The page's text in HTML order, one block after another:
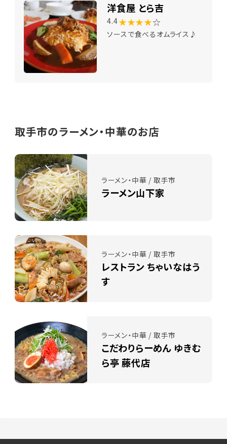
洋食屋 とら吉
4.4★★★★☆
ソースで食べるオムライス♪
取手市のラーメン・中華のお店
ラーメン・中華 / 取手市
ラーメン山下家
ラーメン・中華 / 取手市
レストラン ちゃいなはう
す
ラーメン・中華 / 取手市
こだわりらーめん ゆきむ
ら亭 藤代店